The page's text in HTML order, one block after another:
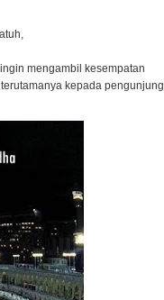
mengambil kesempatan
kepada pengunjung